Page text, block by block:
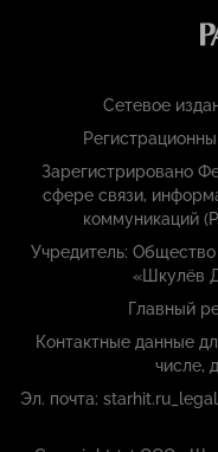
Сетевое
Зарегистрировано
сфере связи,
коммуникаций
Учредитель: Общество
«Шкулёв
Главный
Контактные данные
числе,
Эл. почта: